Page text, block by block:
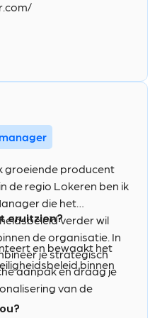
worden
afdelingen
met klanten,
instanties en bent het
onderneming
met een sterke
worden
groeiende producent
de regio Lokeren ben ik
die het
verder wil
de organisatie. In
je strategisch
aanpak en draag je
van de
eruitzien?
en bewaakt het
binnen